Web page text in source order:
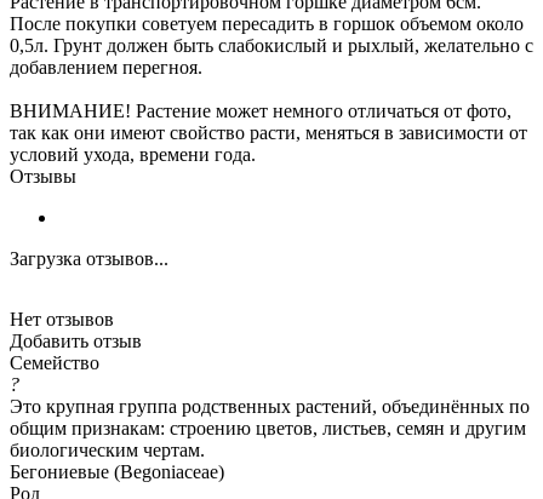
После покупки советуем пересадить в горшок объемом около
0,5л. Грунт должен быть слабокислый и рыхлый, желательно с
добавлением перегноя.
ВНИМАНИЕ! Растение может немного отличаться от фото,
так как они имеют свойство расти, меняться в зависимости от
условий ухода, времени года.
Отзывы
Загрузка отзывов...
Нет отзывов
Добавить отзыв
Семейство
?
Это крупная группа родственных растений, объединённых по
общим признакам: строению цветов, листьев, семян и другим
биологическим чертам.
Бегониевые (Begoniaceae)
Род